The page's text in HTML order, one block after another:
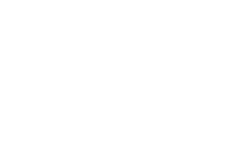
effekterna av incidenten, inklusive att
EDR/XDR/MDR lösningar.
för att samla lärdomar och identifiera
att bättre hantera framtida incidenter.
cybersäkerhetsincidenter, samt att